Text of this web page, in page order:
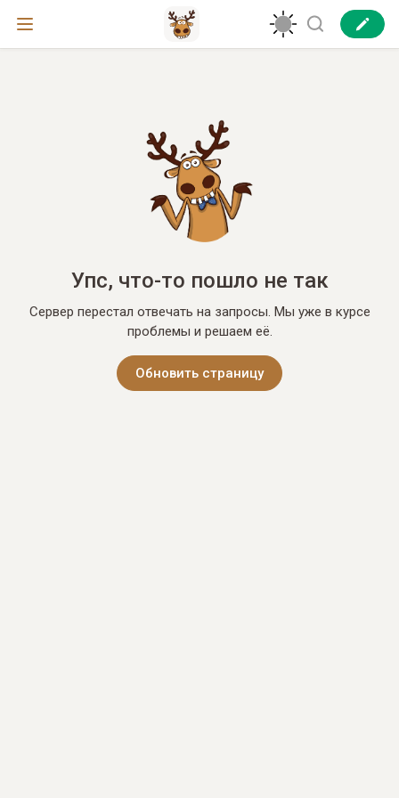
Упс, что-то пошло не так
Сервер перестал отвечать на запросы. Мы уже в курсе
проблемы и решаем её.
Обновить страницу